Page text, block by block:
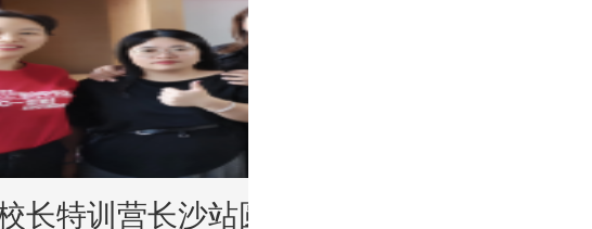
赋能老师备战秋季托管
长特训营长沙站圆满落幕！赋能托管校区